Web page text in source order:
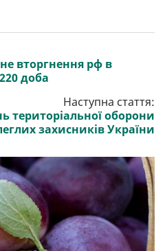
вторгнення рф в
доба
Наступна стаття:
територіальної оборони
захисників України